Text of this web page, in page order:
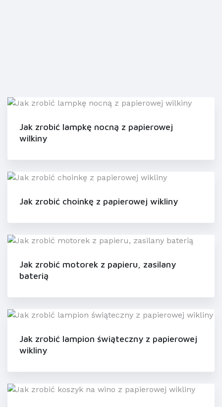
Jak zrobić lampkę nocną z papierowej
wilkiny
Jak zrobić choinkę z papierowej wikliny
Jak zrobić motorek z papieru, zasilany
baterią
Jak zrobić lampion świąteczny z papierowej
wikliny